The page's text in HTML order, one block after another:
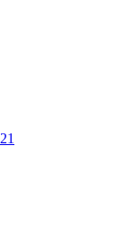
21